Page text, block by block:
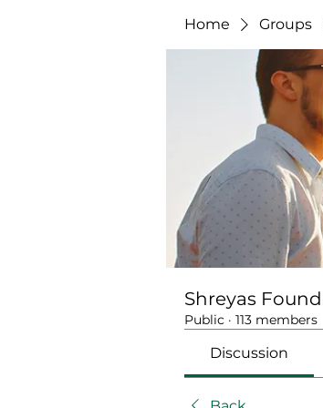
Home Groups
Shreyas
Public · 113 members
Discussion